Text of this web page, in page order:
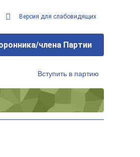
Версия для слабовидящих
члена Партии
Вступить в партию